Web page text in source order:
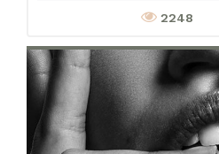
2248